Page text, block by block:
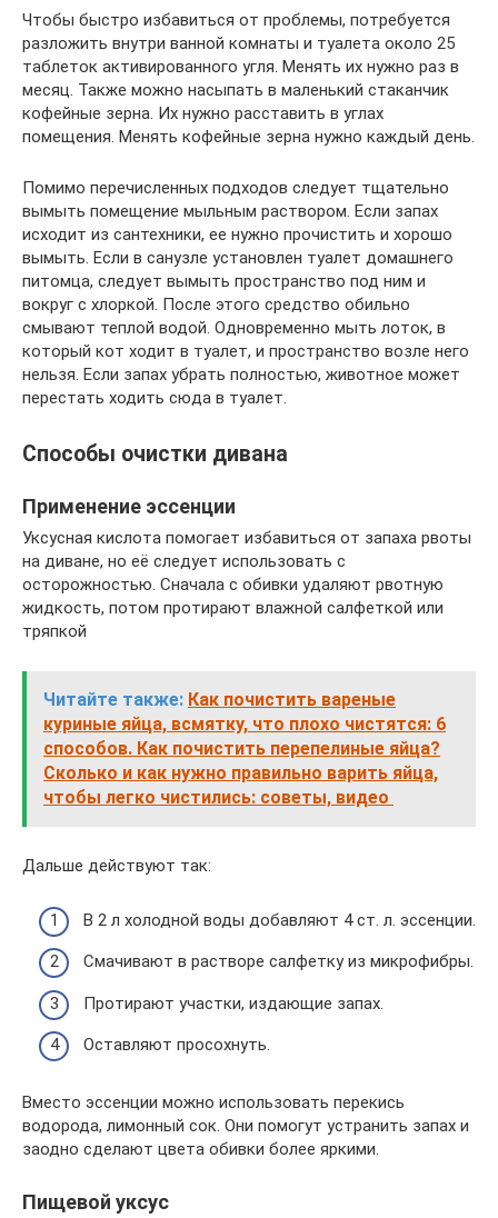
Чтобы быстро избавиться от проблемы, потребуется
разложить внутри ванной комнаты и туалета около 25
таблеток активированного угля. Менять их нужно раз в
месяц. Также можно насыпать в маленький стаканчик
кофейные зерна. Их нужно расставить в углах
помещения. Менять кофейные зерна нужно каждый день.
Помимо перечисленных подходов следует тщательно
вымыть помещение мыльным раствором. Если запах
исходит из сантехники, ее нужно прочистить и хорошо
вымыть. Если в санузле установлен туалет домашнего
питомца, следует вымыть пространство под ним и
вокруг с хлоркой. После этого средство обильно
смывают теплой водой. Одновременно мыть лоток, в
который кот ходит в туалет, и пространство возле него
нельзя. Если запах убрать полностью, животное может
перестать ходить сюда в туалет.
Способы очистки дивана
Применение эссенции
Уксусная кислота помогает избавиться от запаха рвоты
на диване, но её следует использовать с
осторожностью. Сначала с обивки удаляют рвотную
жидкость, потом протирают влажной салфеткой или
тряпкой
Читайте также: Как почистить вареные
куриные яйца, всмятку, что плохо чистятся: 6
способов. Как почистить перепелиные яйца?
Сколько и как нужно правильно варить яйца,
чтобы легко чистились: советы, видео
Дальше действуют так:
В 2 л холодной воды добавляют 4 ст. л. эссенции.
Смачивают в растворе салфетку из микрофибры.
Протирают участки, издающие запах.
Оставляют просохнуть.
Вместо эссенции можно использовать перекись
водорода, лимонный сок. Они помогут устранить запах и
заодно сделают цвета обивки более яркими.
Пищевой уксус